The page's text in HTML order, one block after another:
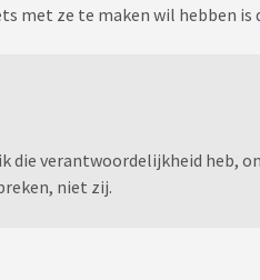
met ze te maken wil hebben is
die verantwoordelijkheid heb,
niet zij.